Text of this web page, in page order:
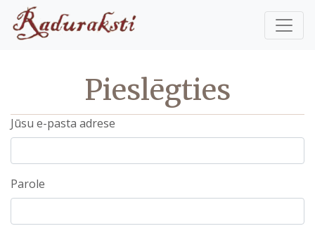
Pieslēgties
Jūsu e-pasta adrese
Parole